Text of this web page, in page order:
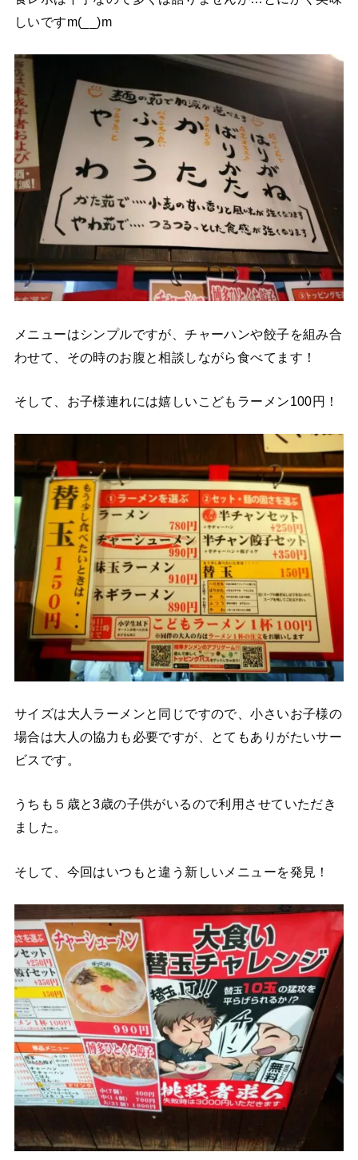
しいですm(__)m
メニューはシンプルですが、チャーハンや餃子を組み合
わせて、その時のお腹と相談しながら食べてます！
そして、お子様連れには嬉しいこどもラーメン100円！
サイズは大人ラーメンと同じですので、小さいお子様の
場合は大人の協力も必要ですが、とてもありがたいサー
ビスです。
うちも５歳と3歳の子供がいるので利用させていただき
ました。
そして、今回はいつもと違う新しいメニューを発見！